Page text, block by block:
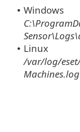
• Windows
• Linux
/var/log/
Machines.log